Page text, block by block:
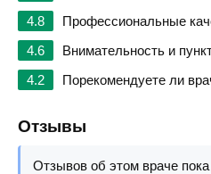
4.8
Профессиональные
4.6
Внимательность и
4.2
Порекомендуете ли
Отзывы
Отзывов об этом враче